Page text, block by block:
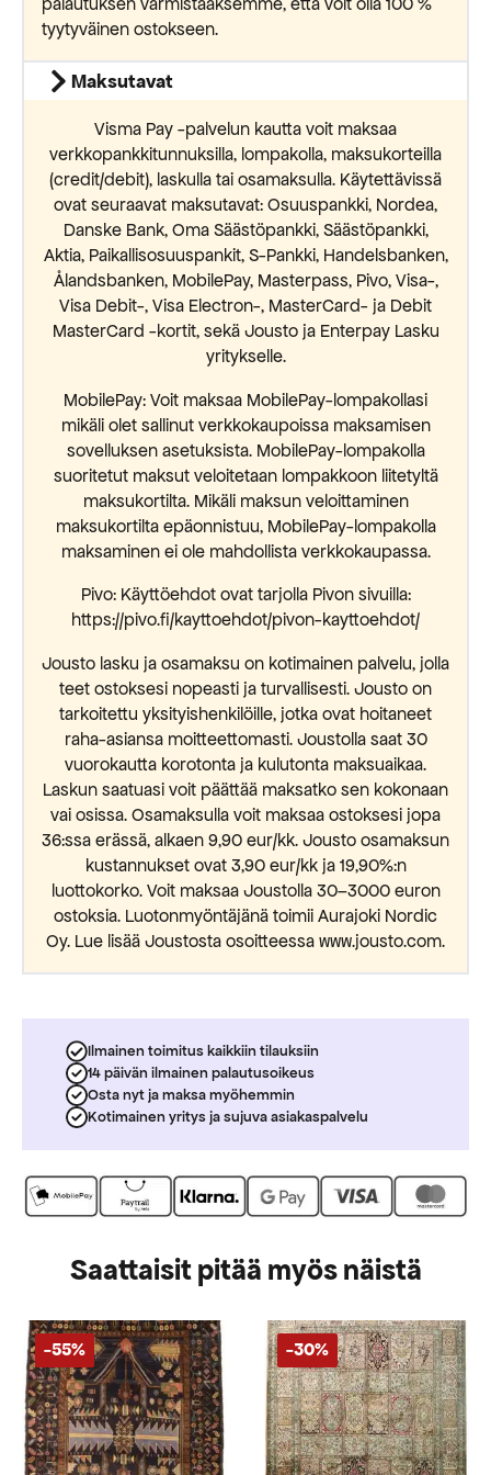
tyytyväinen ostokseen.
Maksutavat
Visma Pay -palvelun kautta voit maksaa
verkkopankkitunnuksilla, lompakolla, maksukorteilla
(credit/debit), laskulla tai osamaksulla. Käytettävissä
ovat seuraavat maksutavat: Osuuspankki, Nordea,
Danske Bank, Oma Säästöpankki, Säästöpankki,
Aktia, Paikallisosuuspankit, S-Pankki, Handelsbanken,
Ålandsbanken, MobilePay, Masterpass, Pivo, Visa-,
Visa Debit-, Visa Electron-, MasterCard- ja Debit
MasterCard -kortit, sekä Jousto ja Enterpay Lasku
yritykselle.
MobilePay: Voit maksaa MobilePay-lompakollasi
mikäli olet sallinut verkkokaupoissa maksamisen
sovelluksen asetuksista. MobilePay-lompakolla
suoritetut maksut veloitetaan lompakkoon liitetyltä
maksukortilta. Mikäli maksun veloittaminen
maksukortilta epäonnistuu, MobilePay-lompakolla
maksaminen ei ole mahdollista verkkokaupassa.
Pivo: Käyttöehdot ovat tarjolla Pivon sivuilla:
https://pivo.fi/kayttoehdot/pivon-kayttoehdot/
Jousto lasku ja osamaksu on kotimainen palvelu, jolla
teet ostoksesi nopeasti ja turvallisesti. Jousto on
tarkoitettu yksityishenkilöille, jotka ovat hoitaneet
raha-asiansa moitteettomasti. Joustolla saat 30
vuorokautta korotonta ja kulutonta maksuaikaa.
Laskun saatuasi voit päättää maksatko sen kokonaan
vai osissa. Osamaksulla voit maksaa ostoksesi jopa
36:ssa erässä, alkaen 9,90 eur/kk. Jousto osamaksun
kustannukset ovat 3,90 eur/kk ja 19,90%:n
luottokorko. Voit maksaa Joustolla 30–3000 euron
ostoksia. Luotonmyöntäjänä toimii Aurajoki Nordic
Oy. Lue lisää Joustosta osoitteessa www.jousto.com.
Ilmainen toimitus kaikkiin tilauksiin
14 päivän ilmainen palautusoikeus
Osta nyt ja maksa myöhemmin
Kotimainen yritys ja sujuva asiakaspalvelu
Saattaisit pitää myös näistä
-55% -30%